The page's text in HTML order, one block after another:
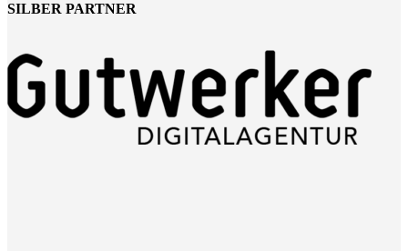
SILBER PARTNER